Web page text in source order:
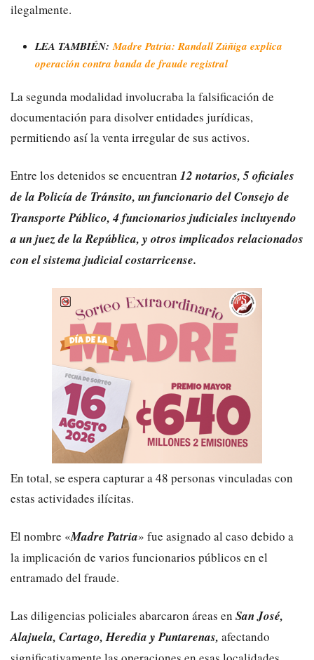
ilegalmente.
LEA TAMBIÉN:Madre Patria: Randall Zúñiga explica
operación contra banda de fraude registral
La segunda modalidad involucraba la falsificación de
documentación para disolver entidades jurídicas,
permitiendo así la venta irregular de sus activos.
Entre los detenidos se encuentran 12 notarios, 5 oficiales
de la Policía de Tránsito, un funcionario del Consejo de
Transporte Público, 4 funcionarios judiciales incluyendo
a un juez de la República, y otros implicados relacionados
con el sistema judicial costarricense.
En total, se espera capturar a 48 personas vinculadas con
estas actividades ilícitas.
El nombre «Madre Patria» fue asignado al caso debido a
la implicación de varios funcionarios públicos en el
entramado del fraude.
Las diligencias policiales abarcaron áreas en San José,
Alajuela, Cartago, Heredia y Puntarenas, afectando